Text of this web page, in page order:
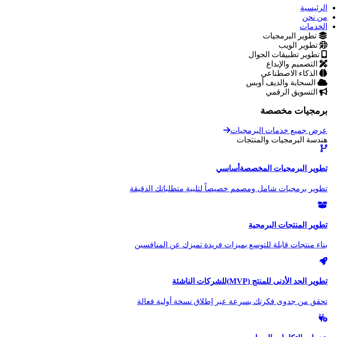
الرئيسية
من نحن
الخدمات
تطوير البرمجيات
تطوير الويب
تطوير تطبيقات الجوال
التصميم والإبداع
الذكاء الاصطناعي
السحابة والديف أوبس
التسويق الرقمي
برمجيات مخصصة
عرض جميع خدمات البرمجيات
هندسة البرمجيات والمنتجات
تطوير البرمجيات المخصصة أساسي
تطوير برمجيات شامل ومصمم خصيصاً لتلبية متطلباتك الدقيقة
تطوير المنتجات البرمجية
بناء منتجات قابلة للتوسع بميزات فريدة تميزك عن المنافسين
تطوير الحد الأدنى للمنتج (MVP) للشركات الناشئة
تحقق من جدوى فكرتك بسرعة عبر إطلاق نسخة أولية فعالة